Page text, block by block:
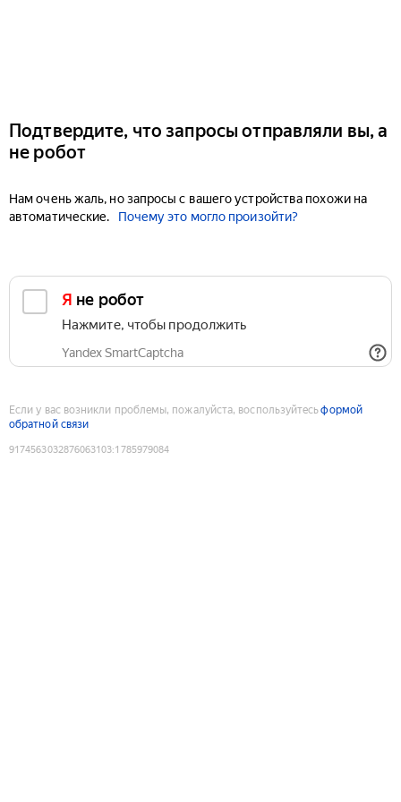
Подтвердите, что запросы отправляли вы, а
не робот
Нам очень жаль, но запросы с вашего устройства похожи на
автоматические.
Почему это могло произойти?
Я не робот
Нажмите, чтобы продолжить
Yandex SmartCaptcha
Если у вас возникли проблемы, пожалуйста, воспользуйтесьформой
обратной связи
9174563032876063103:1785979084